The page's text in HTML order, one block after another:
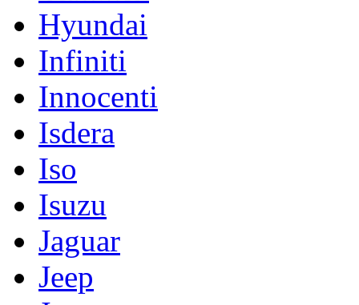
Hyundai
Infiniti
Innocenti
Isdera
Iso
Isuzu
Jaguar
Jeep